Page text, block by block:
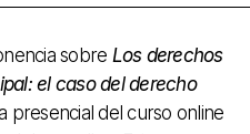
sobre Los derechos
el caso del derecho
presencial del curso online